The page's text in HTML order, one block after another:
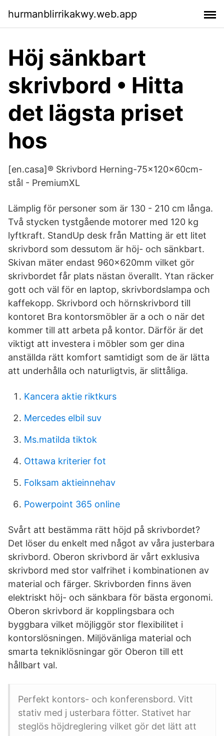
hurmanblirrikakwy.web.app
Höj sänkbart
skrivbord • Hitta
det lägsta priset
hos
[en.casa]® Skrivbord Herning-75x120x60cm-
stål - PremiumXL
Lämplig för personer som är 130 - 210 cm långa.
Två stycken tystgående motorer med 120 kg
lyftkraft. StandUp desk från Matting är ett litet
skrivbord som dessutom är höj- och sänkbart.
Skivan mäter endast 960x620mm vilket gör
skrivbordet får plats nästan överallt. Ytan räcker
gott och väl för en laptop, skrivbordslampa och
kaffekopp. Skrivbord och hörnskrivbord till
kontoret Bra kontorsmöbler är a och o när det
kommer till att arbeta på kontor. Därför är det
viktigt att investera i möbler som ger dina
anställda rätt komfort samtidigt som de är lätta
att underhålla och naturligtvis, är slittåliga.
Kancera aktie riktkurs
Mercedes elbil suv
Ms.matilda tiktok
Ottawa kriterier fot
Folksam aktieinnehav
Powerpoint 365 online
Svårt att bestämma rätt höjd på skrivbordet?
Det löser du enkelt med något av våra justerbara
skrivbord. Oberon skrivbord är vårt exklusiva
skrivbord med stor valfrihet i kombinationen av
material och färger. Skrivborden finns även
elektriskt höj- och sänkbara för bästa ergonomi.
Oberon skrivbord är kopplingsbara och
byggbara vilket möjliggör stor flexibilitet i
kontorslösningen. Miljövänliga material och
smarta tekniklösningar gör Oberon till ett
hållbart val.
Perfekt kontors- och konferensbord. Vitt
stativ med j usterbara fötter. Stativet har
steglös höjdreglering vilket gör det lätt att